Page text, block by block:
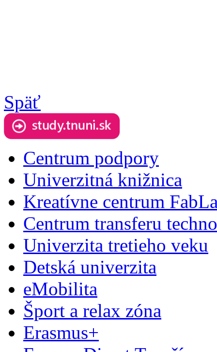
Späť
Centrum podpory
Univerzitná knižnica
Kreatívne centrum
Centrum transferu
Univerzita tretieho veku
Detská univerzita
eMobilita
Šport a relax zóna
Erasmus+